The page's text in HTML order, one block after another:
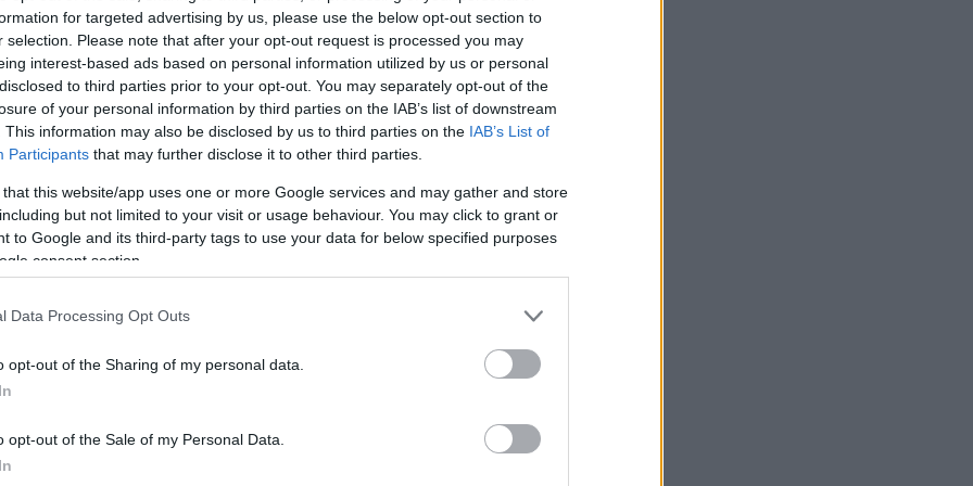
for targeted advertising by us, please use the below opt-out section to
selection. Please note that after your opt-out request is processed you may
interest-based ads based on personal information utilized by us or personal
to third parties prior to your opt-out. You may separately opt-out of the
of your personal information by third parties on the IAB’s list of downstream
This information may also be disclosed by us to third parties on the IAB’s List of
Participants that may further disclose it to other third parties.
that this website/app uses one or more Google services and may gather and store
but not limited to your visit or usage behaviour. You may click to grant or
to Google and its third-party tags to use your data for below specified purposes
consent section.
Data Processing Opt Outs
opt-out of the Sharing of my personal data.
opt-out of the Sale of my Personal Data.
ή